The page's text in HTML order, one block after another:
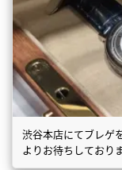
渋谷本店にてブレゲ
よりお待ちしており